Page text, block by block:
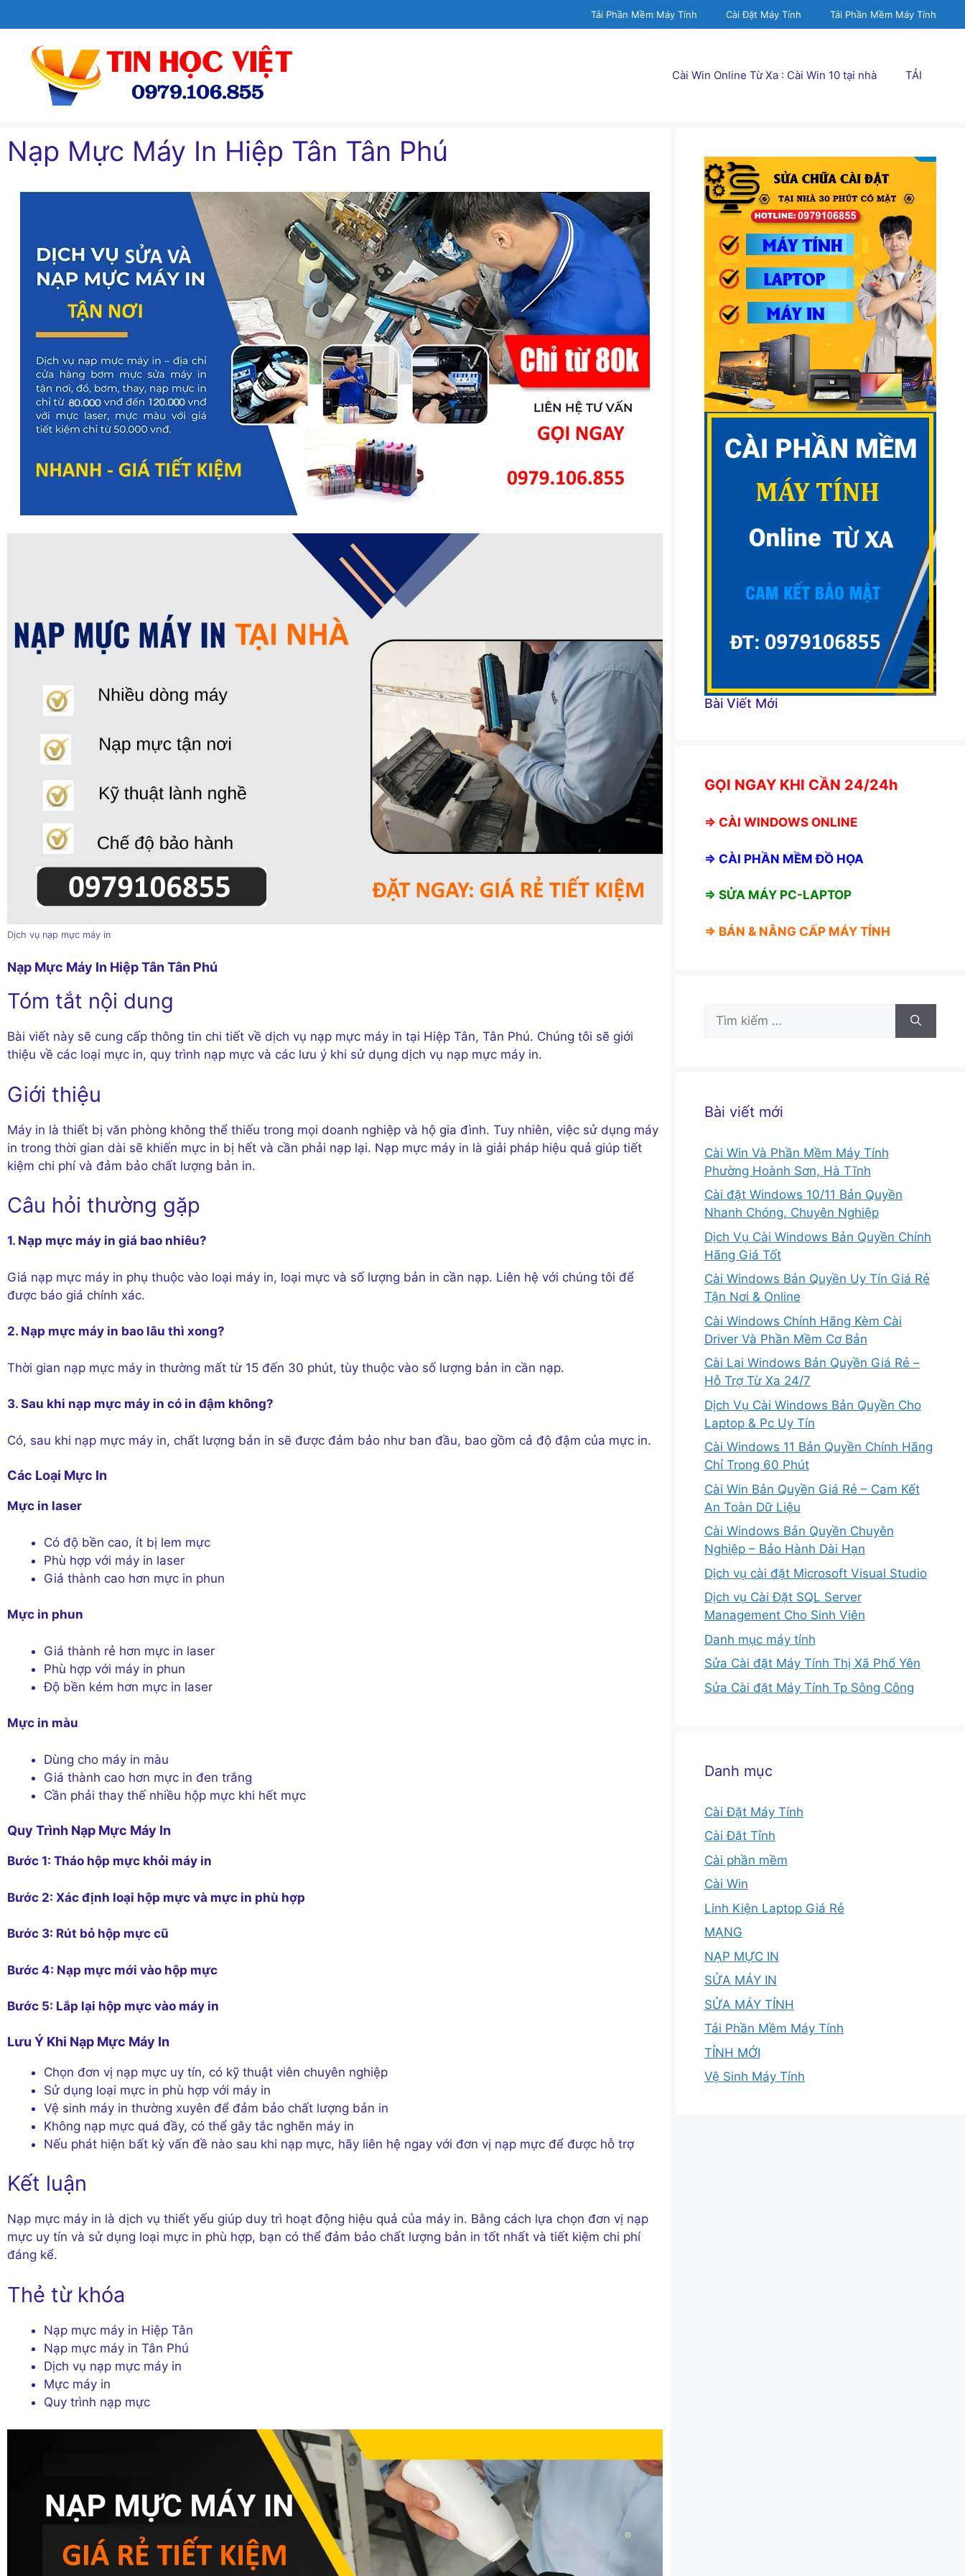
đến
Tải Phần Mềm Máy Tính Cài Đặt Máy Tính Tải Phần Mềm Máy Tính
Cài Win Online Từ Xa : Cài Win 10 tại nhà TẢI
Nạp Mực Máy In Hiệp Tân Tân Phú
Dịch vụ nạp mực máy in
Nạp Mực Máy In Hiệp Tân Tân Phú
Tóm tắt nội dung
Bài viết này sẽ cung cấp thông tin chi tiết về dịch vụ nạp mực máy in tại Hiệp Tân, Tân Phú. Chúng tôi sẽ giới
thiệu về các loại mực in, quy trình nạp mực và các lưu ý khi sử dụng dịch vụ nạp mực máy in.
Giới thiệu
Máy in là thiết bị văn phòng không thể thiếu trong mọi doanh nghiệp và hộ gia đình. Tuy nhiên, việc sử dụng máy
in trong thời gian dài sẽ khiến mực in bị hết và cần phải nạp lại. Nạp mực máy in là giải pháp hiệu quả giúp tiết
kiệm chi phí và đảm bảo chất lượng bản in.
Câu hỏi thường gặp
1. Nạp mực máy in giá bao nhiêu?
Giá nạp mực máy in phụ thuộc vào loại máy in, loại mực và số lượng bản in cần nạp. Liên hệ với chúng tôi để
được báo giá chính xác.
2. Nạp mực máy in bao lâu thì xong?
Thời gian nạp mực máy in thường mất từ 15 đến 30 phút, tùy thuộc vào số lượng bản in cần nạp.
3. Sau khi nạp mực máy in có in đậm không?
Có, sau khi nạp mực máy in, chất lượng bản in sẽ được đảm bảo như ban đầu, bao gồm cả độ đậm của mực in.
Các Loại Mực In
Mực in laser
Có độ bền cao, ít bị lem mực
Phù hợp với máy in laser
Giá thành cao hơn mực in phun
Mực in phun
Giá thành rẻ hơn mực in laser
Phù hợp với máy in phun
Độ bền kém hơn mực in laser
Mực in màu
Dùng cho máy in màu
Giá thành cao hơn mực in đen trắng
Cần phải thay thế nhiều hộp mực khi hết mực
Quy Trình Nạp Mực Máy In
Bước 1: Tháo hộp mực khỏi máy in
Bước 2: Xác định loại hộp mực và mực in phù hợp
Bước 3: Rút bỏ hộp mực cũ
Bước 4: Nạp mực mới vào hộp mực
Bước 5: Lắp lại hộp mực vào máy in
Lưu Ý Khi Nạp Mực Máy In
Chọn đơn vị nạp mực uy tín, có kỹ thuật viên chuyên nghiệp
Sử dụng loại mực in phù hợp với máy in
Vệ sinh máy in thường xuyên để đảm bảo chất lượng bản in
Không nạp mực quá đầy, có thể gây tắc nghẽn máy in
Nếu phát hiện bất kỳ vấn đề nào sau khi nạp mực, hãy liên hệ ngay với đơn vị nạp mực để được hỗ trợ
Kết luận
Nạp mực máy in là dịch vụ thiết yếu giúp duy trì hoạt động hiệu quả của máy in. Bằng cách lựa chọn đơn vị nạp
mực uy tín và sử dụng loại mực in phù hợp, bạn có thể đảm bảo chất lượng bản in tốt nhất và tiết kiệm chi phí
đáng kể.
Thẻ từ khóa
Nạp mực máy in Hiệp Tân
Nạp mực máy in Tân Phú
Dịch vụ nạp mực máy in
Mực máy in
Quy trình nạp mực
Bài Viết Mới
GỌI NGAY KHI CẦN 24/24h
⇒ CÀI WINDOWS ONLINE
⇒ CÀI PHẦN MỀM ĐỒ HỌA
⇒ SỬA MÁY PC-LAPTOP
⇒ BÁN & NÂNG CẤP MÁY TÍNH
Tìm
kiếm
Bài viết mới
Cài Win Và Phần Mềm Máy Tính
Phường Hoành Sơn, Hà Tĩnh
Cài đặt Windows 10/11 Bản Quyền
Nhanh Chóng, Chuyên Nghiệp
Dịch Vụ Cài Windows Bản Quyền Chính
Hãng Giá Tốt
Cài Windows Bản Quyền Uy Tín Giá Rẻ
Tận Nơi & Online
Cài Windows Chính Hãng Kèm Cài
Driver Và Phần Mềm Cơ Bản
Cài Lại Windows Bản Quyền Giá Rẻ –
Hỗ Trợ Từ Xa 24/7
Dịch Vụ Cài Windows Bản Quyền Cho
Laptop & Pc Uy Tín
Cài Windows 11 Bản Quyền Chính Hãng
Chỉ Trong 60 Phút
Cài Win Bản Quyền Giá Rẻ – Cam Kết
An Toàn Dữ Liệu
Cài Windows Bản Quyền Chuyên
Nghiệp – Bảo Hành Dài Hạn
Dịch vụ cài đặt Microsoft Visual Studio
Dịch vụ Cài Đặt SQL Server
Management Cho Sinh Viên
Danh mục máy tính
Sửa Cài đặt Máy Tính Thị Xã Phổ Yên
Sửa Cài đặt Máy Tính Tp Sông Công
Danh mục
Cài Đặt Máy Tính
Cài Đặt Tỉnh
Cài phần mềm
Cài Win
Linh Kiện Laptop Giá Rẻ
MẠNG
NẠP MỰC IN
SỬA MÁY IN
SỬA MÁY TÍNH
Tải Phần Mềm Máy Tính
TỈNH MỚI
Vệ Sinh Máy Tính